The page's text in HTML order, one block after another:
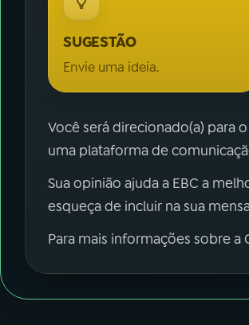
SUGESTÃO
Envie uma ideia.
Você será direcionado(a) para
uma plataforma de
Sua opinião ajuda a EBC a
esqueça de incluir na sua
Para mais informações sobre a